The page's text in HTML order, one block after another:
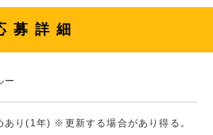
募詳細
ー
あり(1年) ※更新する場合があり得る。